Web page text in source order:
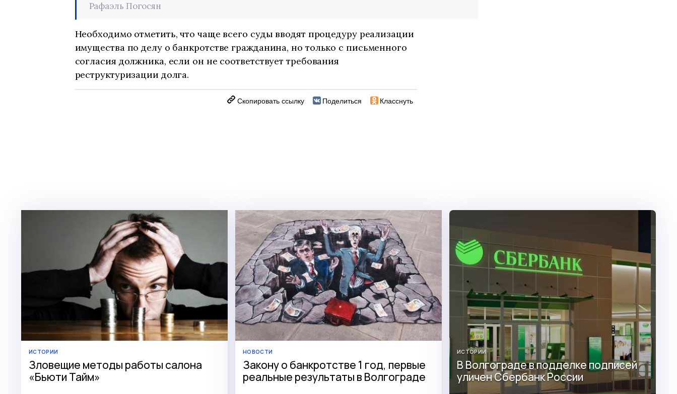
Рафаэль Погосян
Необходимо отметить, что чаще всего суды вводят процедуру реализации
имущества по делу о банкротстве гражданина, но только с письменного
согласия должника, если он не соответствует требования
реструктуризации долга.
Скопировать ссылку Поделиться Класснуть
ИСТОРИИ
Зловещие методы работы салона
«Бьюти Тайм»
НОВОСТИ
Закону о банкротстве 1 год, первые
реальные результаты в Волгоградe
ИСТОРИИ
В Волгограде в подделке подписей
уличен Сбербанк России